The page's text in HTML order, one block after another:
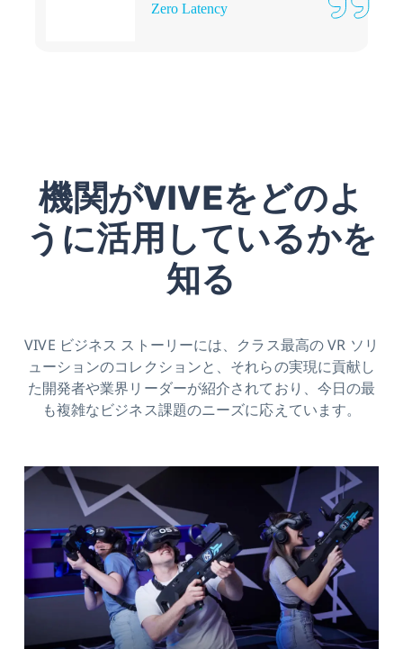
Zero Latency
機関がVIVEをどのよ
うに活用しているかを
知る
VIVE ビジネス ストーリーには、クラス最高の VR ソリ
ューションのコレクションと、それらの実現に貢献し
た開発者や業界リーダーが紹介されており、今日の最
も複雑なビジネス課題のニーズに応えています。